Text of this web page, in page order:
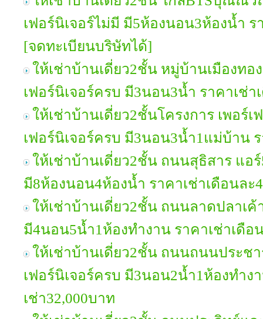
เฟอร์นิเจอร์ไม่มี มี5ห้องนอน3ห้องน้ำ ร
[จดทะเบียนบริษัทได้]
ให้เช่าบ้านเดี่ยว2ชั้น หมู่บ้านเมืองท
เฟอร์นิเจอร์ครบ มี3นอน3น้ำ ราคาเช่า
ให้เช่าบ้านเดี่ยว2ชั้นโครงการ เพอร์
เฟอร์นิเจอร์ครบ มี3นอน3น้ำ1แม่บ้าน
ให้เช่าบ้านเดี่ยว2ชั้น ถนนสุธิสาร แอร์
มี8ห้องนอน4ห้องน้ำ ราคาเช่าเดือนละ
ให้เช่าบ้านเดี่ยว2ชั้น ถนนลาดปลาเค้
มี4นอน5น้ำ1ห้องทำงาน ราคาเช่าเดือ
ให้เช่าบ้านเดี่ยว2ชั้น ถนนถนนประช
เฟอร์นิเจอร์ครบ มี3นอน2น้ำ1ห้องทำ
เช่า32,000บาท